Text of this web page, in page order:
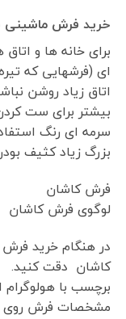
خرید فرش ماشینی
برای خانه ها و
ای (فرشهایی که
اتاق زیاد روشن
بیشتر برای ست
سرمه ای رنگ
بزرگ زیاد کثیف
فرش کاشان
لوگوی فرش کاشان
در هنگام خرید
کاشان دقت کنید.
برچسب با
مشخصات فرش روی